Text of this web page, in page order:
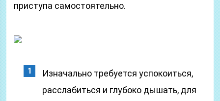
приступа самостоятельно.
Изначально требуется успокоиться,
расслабиться и глубоко дышать, для